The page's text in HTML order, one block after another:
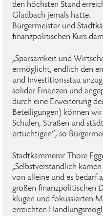
den höchsten Stand
Gladbach jemals hatte.
Bürgermeister und
finanzpolitischen Kurs
„Sparsamkeit und
ermöglicht, endlich den
und Investitionsstau
solider Finanzen und
durch eine Erweiterung
Beteiligungen) können
Schulen, Straßen und
ertüchtigen“, so
Stadtkämmerer Thore
„Selbstverständlich
von alleine und es bedarf
großen finanzpolitischen
klugen und fokussierten
erreichten